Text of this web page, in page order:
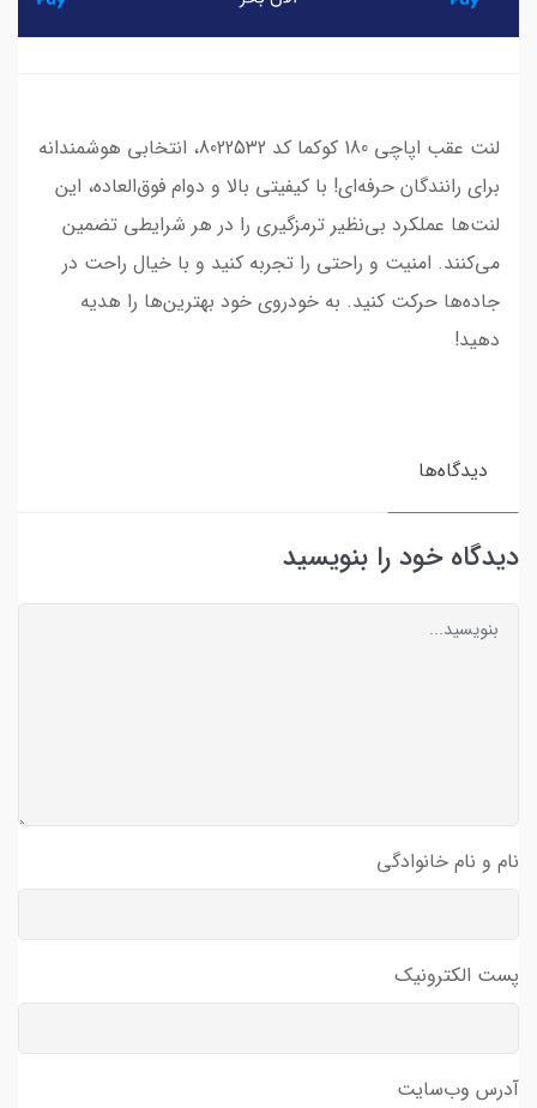
لنت عقب اپاچی 180 کوکما کد 8022532، انتخابی هوشمندانه
برای رانندگان حرفه‌ای! با کیفیتی بالا و دوام فوق‌العاده، این
لنت‌ها عملکرد بی‌نظیر ترمزگیری را در هر شرایطی تضمین
می‌کنند. امنیت و راحتی را تجربه کنید و با خیال راحت در
جاده‌ها حرکت کنید. به خودروی خود بهترین‌ها را هدیه
دهید!
دیدگاه‌ها
دیدگاه خود را بنویسید
نام و نام خانوادگی
پست الکترونیک
آدرس وب‌سایت